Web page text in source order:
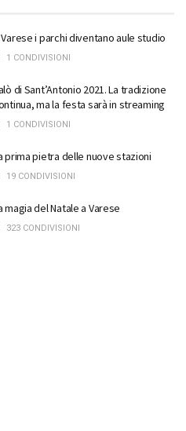
Varese i parchi diventano aule studio
1 CONDIVISIONI
di Sant’Antonio 2021. La tradizione
ma la festa sarà in streaming
1 CONDIVISIONI
prima pietra delle nuove stazioni
19 CONDIVISIONI
magia del Natale a Varese
323 CONDIVISIONI